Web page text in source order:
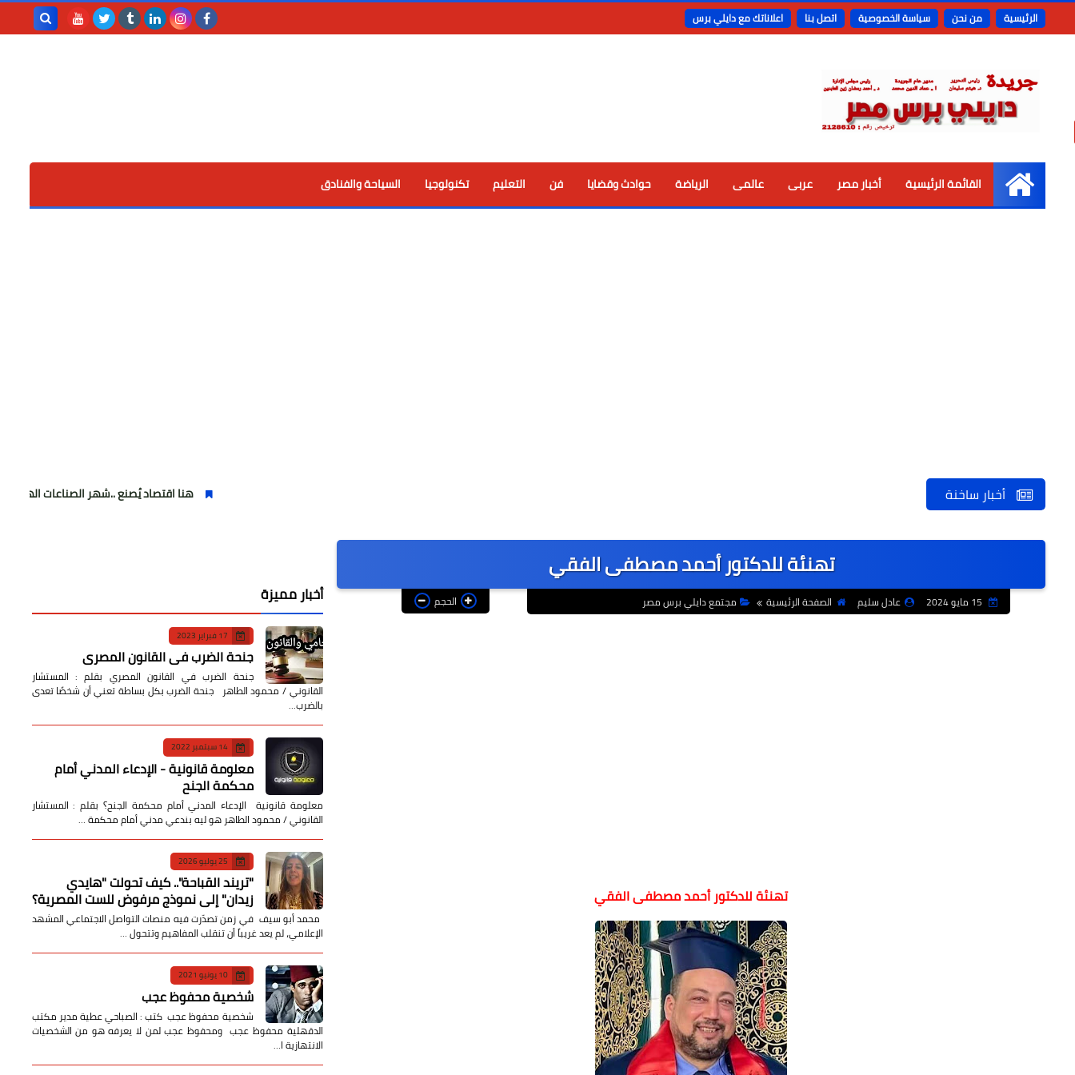
الرئيسية من نحن سياسة الخصوصية اتصل بنا اعلاناتك مع دايلي برس
الرئيسية
القائمة الرئيسية أخبار مصر عربى عالمى الرياضة حوادث وقضايا فن التعليم تكنولوجيا السياحة والفنادق
أخبار ساخنة هنا اقتصاد يُصنع ..شهر الصناعات الهندسية : حيث
تهنئة للدكتور أحمد مصطفى الفقي
عادل سليم الصفحة الرئيسية مجتمع دايلي برس مصر الحجم
تهنئة للدكتور أحمد مصطفى الفقي
أخبار مميزة
17 فبراير 2023
جنحة الضرب في القانون المصري
جنحة الضرب في القانون المصري بقلم : المستشار
القانوني / محمود الطاهر جنحة الضرب بكل بساطة تعني أن شخصًا تعدى
بالضرب…
14 سبتمبر 2022
معلومة قانونية - الإدعاء المدني أمام
محكمة الجنح
معلومة قانونية الإدعاء المدني أمام محكمة الجنح؟ بقلم : المستشار
القانوني / محمود الطاهر هو ليه بندعي مدني أمام محكمة …
25 يوليو 2026
​"تريند القباحة".. كيف تحولت "هايدي
زيدان" إلى نموذج مرفوض للست المصرية؟
​ محمد أبو سيف ​في زمن تصدّرت فيه منصات التواصل الاجتماعي المشهد
الإعلامي، لم يعد غريباً أن تنقلب المفاهيم وتتحول …
10 يونيو 2021
شخصية محفوظ عجب
شخصية محفوظ عجب كتب : الصباحي عطية مدير مكتب
الدقهلية محفوظ عجب ومحفوظ عجب لمن لا يعرفه هو من الشخصيات
الانتهازية ا…